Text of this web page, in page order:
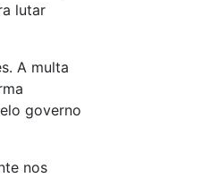
lutar
A multa
governo
nos